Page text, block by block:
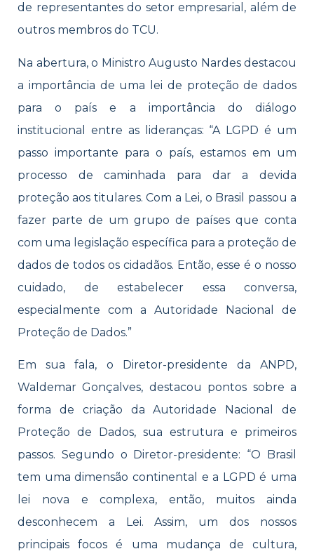
de representantes do setor empresarial, além de
outros membros do TCU.
Na abertura, o Ministro Augusto Nardes destacou
a importância de uma lei de proteção de dados
para o país e a importância do diálogo
institucional entre as lideranças: “A LGPD é um
passo importante para o país, estamos em um
processo de caminhada para dar a devida
proteção aos titulares. Com a Lei, o Brasil passou a
fazer parte de um grupo de países que conta
com uma legislação específica para a proteção de
dados de todos os cidadãos. Então, esse é o nosso
cuidado, de estabelecer essa conversa,
especialmente com a Autoridade Nacional de
Proteção de Dados.”
Em sua fala, o Diretor-presidente da ANPD,
Waldemar Gonçalves, destacou pontos sobre a
forma de criação da Autoridade Nacional de
Proteção de Dados, sua estrutura e primeiros
passos. Segundo o Diretor-presidente: “O Brasil
tem uma dimensão continental e a LGPD é uma
lei nova e complexa, então, muitos ainda
desconhecem a Lei. Assim, um dos nossos
principais focos é uma mudança de cultura,